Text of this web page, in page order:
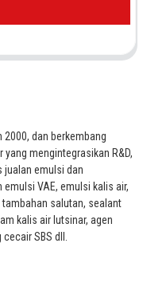
2000, dan berkembang
mengintegrasikan R&D,
jualan emulsi dan
VAE, emulsi kalis air,
salutan, sealant
kalis air lutsinar, agen
SBS dll.